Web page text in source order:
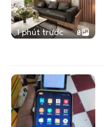
1 phút trước 8